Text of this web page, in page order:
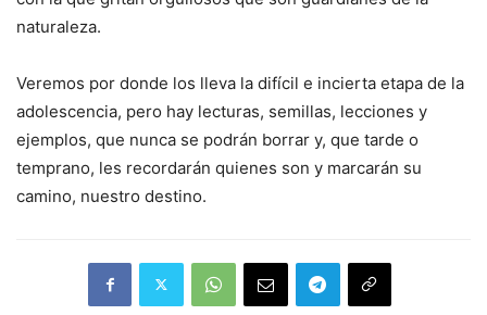
naturaleza.
Veremos por donde los lleva la difícil e incierta etapa de la
adolescencia, pero hay lecturas, semillas, lecciones y
ejemplos, que nunca se podrán borrar y, que tarde o
temprano, les recordarán quienes son y marcarán su
camino, nuestro destino.